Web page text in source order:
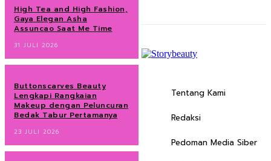
High Tea and High Fashion,
Gaya Elegan Asha
Assuncao Saat Me Time
31 JULI 2026
Buttonscarves Beauty
Lengkapi Rangkaian
Makeup dengan Peluncuran
Bedak Tabur Pertamanya
23 JULI 2026
Tentang Kami
Redaksi
Pedoman Media Siber